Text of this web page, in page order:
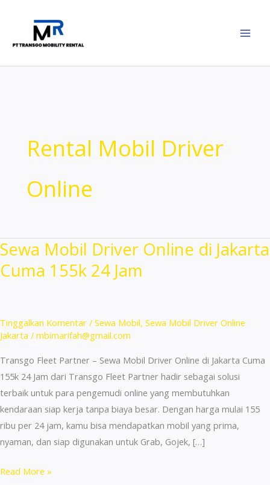
konten
Rental Mobil Driver
Online
Sewa Mobil Driver Online di Jakarta
Cuma 155k 24 Jam
Tinggalkan Komentar / Sewa Mobil, Sewa Mobil Driver Online
Jakarta / mbimarifah@gmail.com
Transgo Fleet Partner – Sewa Mobil Driver Online di Jakarta Cuma
155k 24 Jam dari Transgo Fleet Partner hadir sebagai solusi
terbaik untuk para pengemudi online yang membutuhkan
kendaraan siap kerja tanpa biaya besar. Dengan harga mulai 155
ribu per 24 jam, kamu bisa mendapatkan mobil yang prima,
nyaman, dan siap digunakan untuk Grab, Gojek, […]
Sewa
Read More »